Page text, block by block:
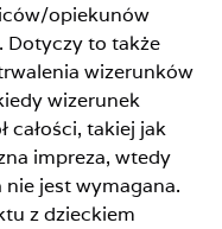
opiekunów
Dotyczy to także
wizerunków
wizerunek
całości, takiej jak
impreza, wtedy
jest wymagana.
z dzieckiem